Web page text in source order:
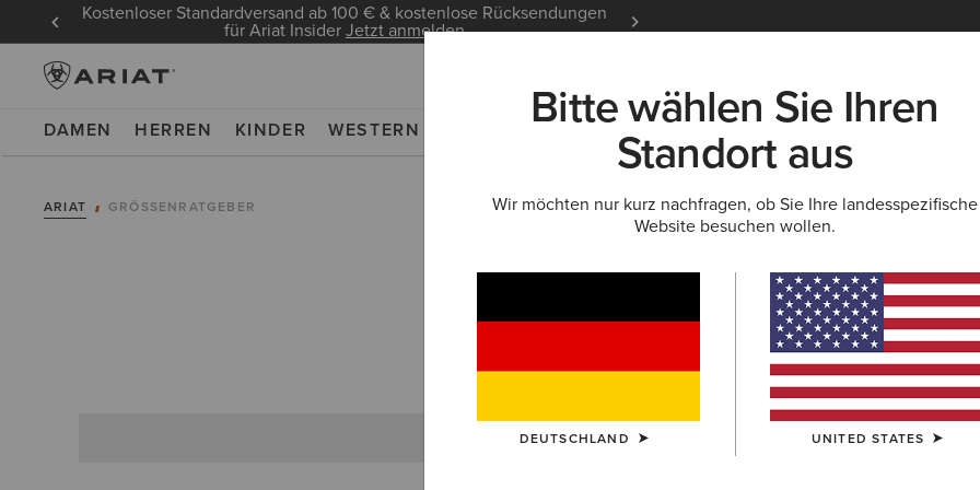
Kostenloser Standardversand ab 100 € & kostenlose Rücksendungen
für Ariat InsiderJetzt anmelden
DAMEN HERREN KINDER WESTERN NEU & FEATURED ARIAT LIFE OUTLET
ARIAT GRÖSSENRATGEBER
Größenratgeber
KINDER
OBERTEILE HOSEN SCHUHE ACCESSOIRES
Bitte wählen Sie Ihren
Standort aus
Wir möchten nur kurz nachfragen, ob Sie Ihre landesspezifische
Website besuchen wollen.
DEUTSCHLAND UNITED STATES